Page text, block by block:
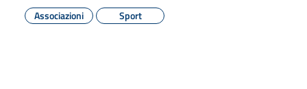
Associazioni
Sport